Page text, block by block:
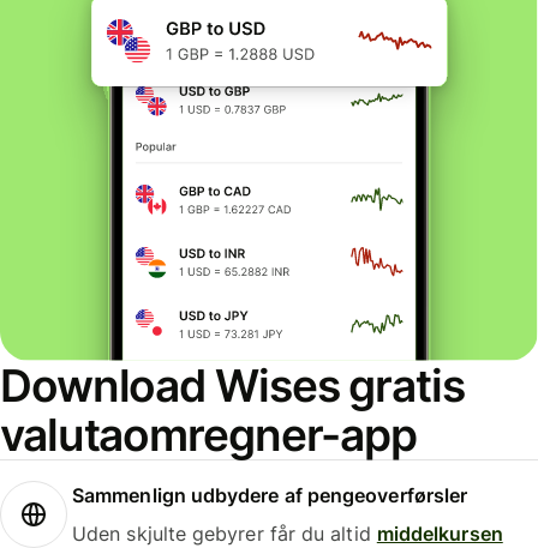
Download Wises gratis
valutaomregner-app
Sammenlign udbydere af pengeoverførsler
Uden skjulte gebyrer får du altid middelkursen